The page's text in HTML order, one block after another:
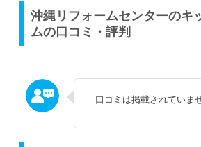
沖縄リフォームセンターのキ
ムの口コミ・評判
口コミは掲載されていま